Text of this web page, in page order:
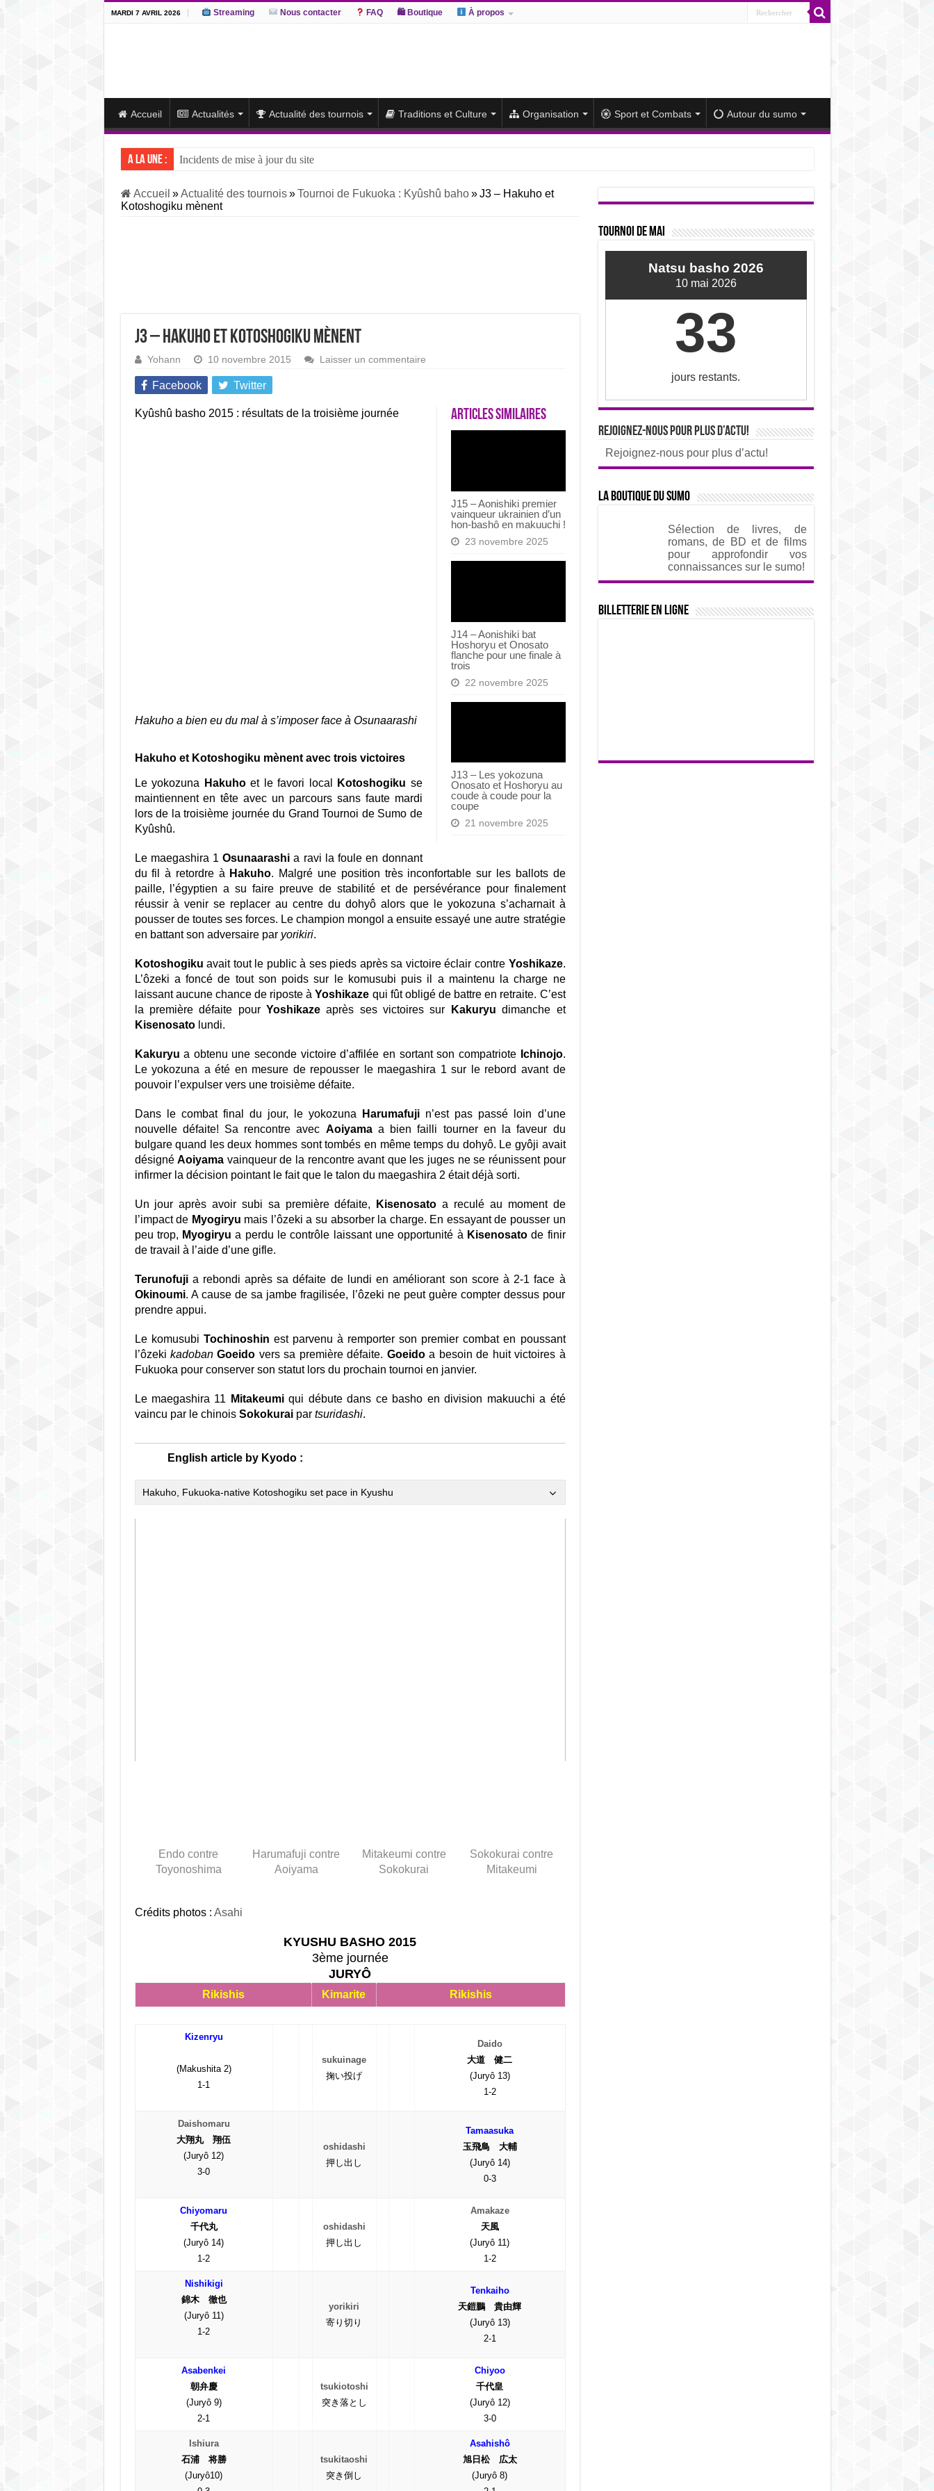
MARDI 7 AVRIL 2026 Streaming Nous contacter FAQ 🛍 Boutique À propos
Accueil Actualités Actualité des tournois Traditions et Culture Organisation Sport et Combats Autour du sumo
A la une :
Incidents de mise à jour du site
J14 – Aonishiki dominé par Onosato et Atamifuji rejoint la tête
J13 – Aonishiki conserve la tête du classement et poursuit sa série de victoires face à un Hoshoryu diminué
Accueil » Actualité des tournois » Tournoi de Fukuoka : Kyûshû baho » J3 – Hakuho et
Kotoshogiku mènent
J3 – Hakuho et Kotoshogiku mènent
Yohann 10 novembre 2015 Laisser un commentaire
Facebook Twitter
Articles similaires
J15 – Aonishiki premier
vainqueur ukrainien d’un
hon-bashô en makuuchi !
23 novembre 2025
J14 – Aonishiki bat
Hoshoryu et Onosato
flanche pour une finale à
trois
22 novembre 2025
J13 – Les yokozuna
Onosato et Hoshoryu au
coude à coude pour la
coupe
21 novembre 2025
Kyûshû basho 2015 : résultats de la troisième journée
Hakuho a bien eu du mal à s’imposer face à Osunaarashi
Hakuho et Kotoshogiku mènent avec trois victoires
Le yokozuna Hakuhoet le favori local Kotoshogiku se
maintiennent en tête avec un parcours sans faute mardi
lors de la troisième journée du Grand Tournoi de Sumo de
Kyûshû.
Le maegashira 1Osunaarashi a ravi la foule en donnant
du fil à retordre à Hakuho. Malgré une position très inconfortable sur les ballots de
paille, l’égyptien a su faire preuve de stabilité et de persévérance pour finalement
réussir à venir se replacer au centre du dohyô alors que le yokozuna s’acharnait à
pousser de toutes ses forces. Le champion mongol a ensuite essayé une autre stratégie
en battant son adversaire par yorikiri.
Kotoshogiku avait tout le public à ses pieds après sa victoire éclair contre Yoshikaze.
L’ôzeki a foncé de tout son poids sur le komusubi puis il a maintenu la charge ne
laissant aucune chance de riposte àYoshikaze qui fût obligé de battre en retraite. C’est
la première défaite pour Yoshikazeaprès ses victoires sur Kakuryu dimanche et
Kisenosatolundi.
Kakuryu a obtenu une seconde victoire d’affilée en sortant son compatriote Ichinojo.
Le yokozuna a été en mesure de repousser le maegashira 1 sur le rebord avant de
pouvoir l’expulser vers une troisième défaite.
Dans le combat final du jour, le yokozuna Harumafuji n’est pas passé loin d’une
nouvelle défaite! Sa rencontre avec Aoiyamaa bien failli tourner en la faveur du
bulgare quand les deux hommes sont tombés en même temps du dohyô. Le gyôji avait
désignéAoiyama vainqueur de la rencontre avant que les juges ne se réunissent pour
infirmer la décision pointant le fait que le talon du maegashira 2 était déjà sorti.
Un jour après avoir subi sa première défaite, Kisenosato a reculé au moment de
l’impact de Myogiryu mais l’ôzeki a su absorber la charge. En essayant de pousser un
peu trop, Myogiryu a perdu le contrôle laissant une opportunité à Kisenosatode finir
de travail à l’aide d’une gifle.
Terunofujia rebondi après sa défaite de lundi en améliorant son score à 2-1 face à
Okinoumi. A cause de sa jambe fragilisée, l’ôzeki ne peut guère compter dessus pour
prendre appui.
Le komusubi Tochinoshin est parvenu à remporter son premier combat en poussant
l’ôzeki kadoban Goeido vers sa première défaite. Goeidoa besoin de huit victoires à
Fukuoka pour conserver son statut lors du prochain tournoi en janvier.
Le maegashira 11 Mitakeumiqui débute dans ce basho en division makuuchi a été
vaincu par le chinois Sokokuraipar tsuridashi.
English article by Kyodo :
Hakuho, Fukuoka-native Kotoshogiku set pace in Kyushu
Endo contre
Toyonoshima
Harumafuji contre
Aoiyama
Mitakeumi contre
Sokokurai
Sokokurai contre
Mitakeumi
Crédits photos : Asahi
KYUSHU BASHO 2015
3ème journée
JURYÔ
Rikishis Kimarite Rikishis
Kizenryu
(Makushita 2)
1-1
sukuinage
掬い投げ
Daido
大道 健二
(Juryô 13)
1-2
Daishomaru
大翔丸 翔伍
(Juryô 12)
3-0
oshidashi
押し出し
Tamaasuka
玉飛鳥 大輔
(Juryô 14)
0-3
Chiyomaru
千代丸
(Juryô 14)
1-2
oshidashi
押し出し
Amakaze
天風
(Juryô 11)
1-2
Nishikigi
錦木 徹也
(Juryô 11)
1-2
yorikiri
寄り切り
Tenkaiho
天鎧鵬 貴由輝
(Juryô 13)
2-1
Asabenkei
朝弁慶
(Juryô 9)
2-1
tsukiotoshi
突き落とし
Chiyoo
千代皇
(Juryô 12)
3-0
Ishiura
石浦 将勝
(Juryô10)
tsukitaoshi
突き倒し
Asahishô
旭日松 広太
(Juryô 8)
Tournoi de mai
Natsu basho 2026
10 mai 2026
33
jours restants.
Rejoignez-nous pour plus d’actu!
Rejoignez-nous pour plus d’actu!
La boutique du sumo
Sélection de livres, de
romans, de BD et de films
pour approfondir vos
connaissances sur le sumo!
Billetterie en ligne